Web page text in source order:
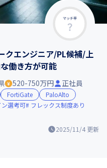
マッチ率
クエンジニア/PL候補/上
働き方が可能
2025/11/4 更新
520-750万円 正社員
FortiGate
PaloAlto
選考可
フレックス制度あり